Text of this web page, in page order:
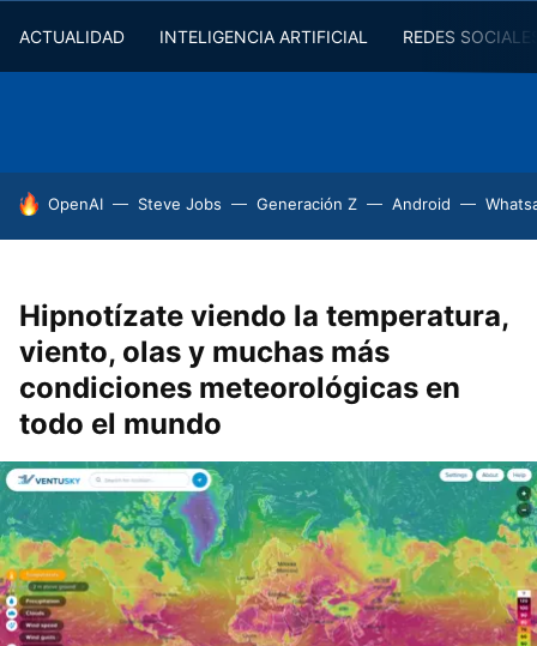
ACTUALIDAD INTELIGENCIA ARTIFICIAL REDES
HOY SE HABLA DE
OpenAI Steve Jobs Generación Z Android
Hipnotízate viendo la temperatura,
viento, olas y muchas más
condiciones meteorológicas en
todo el mundo